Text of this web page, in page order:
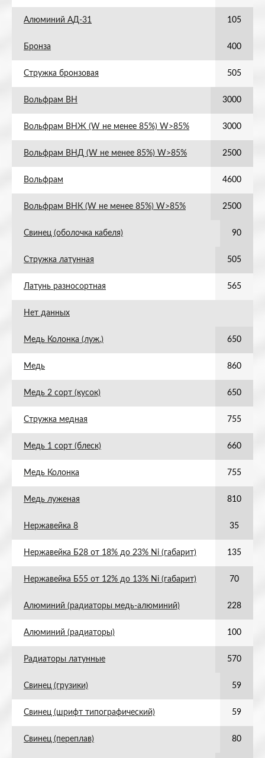
Алюминий АД-31 105
Бронза 400
Стружка бронзовая 505
Вольфрам ВН 3000
Вольфрам ВНЖ (W не менее 85%) W>85% 3000
Вольфрам ВНД (W не менее 85%) W>85% 2500
Вольфрам 4600
Вольфрам ВНК (W не менее 85%) W>85% 2500
Свинец (оболочка кабеля) 90
Стружка латунная 505
Латунь разносортная 565
Нет данных
Медь Колонка (луж.) 650
Медь 860
Медь 2 сорт (кусок) 650
Стружка медная 755
Медь 1 сорт (блеск) 660
Медь Колонка 755
Медь луженая 810
Нержавейка 8 35
Нержавейка Б28 от 18% до 23% Ni (габарит) 135
Нержавейка Б55 от 12% до 13% Ni (габарит) 70
Алюминий (радиаторы медь-алюминий) 228
Алюминий (радиаторы) 100
Радиаторы латунные 570
Свинец (грузики) 59
Свинец (шрифт типографический) 59
Свинец (переплав) 80